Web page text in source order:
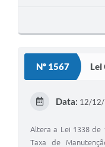
Nº 1567 Lei
Data: 12/
Altera a Lei 1338 de
Taxa de